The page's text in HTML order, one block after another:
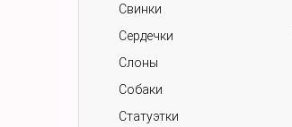
Свинки
Сердечки
Слоны
Собаки
Статуэтки